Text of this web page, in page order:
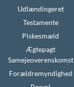
Udlændingeret
Testamente
Piskesmæld
Ægtepagt
Samejeoverenskomst
Forældremyndighed